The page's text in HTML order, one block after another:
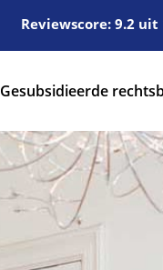
Reviewscore: 9.2
Gesubsidieerde